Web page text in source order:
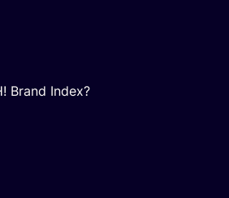
Brand Index?